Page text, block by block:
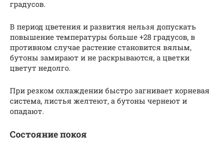
градусов.
В период цветения и развития нельзя допускать
повышение температуры больше +28 градусов, в
противном случае растение становится вялым,
бутоны замирают и не раскрываются, а цветки
цветут недолго.
При резком охлаждении быстро загнивает корневая
система, листья желтеют, а бутоны чернеют и
опадают.
Состояние покоя